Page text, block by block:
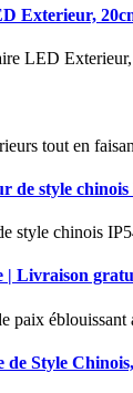
Exterieur,
LED
tout en
de style chinois
style chinois
| Livraison
paix
Style